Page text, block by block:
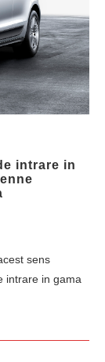
intrare in
sens
intrare in gama